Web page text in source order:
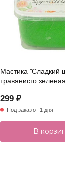
Мастика "Сладкий
травянисто
299 ₽
Под заказ от 1 дня
В